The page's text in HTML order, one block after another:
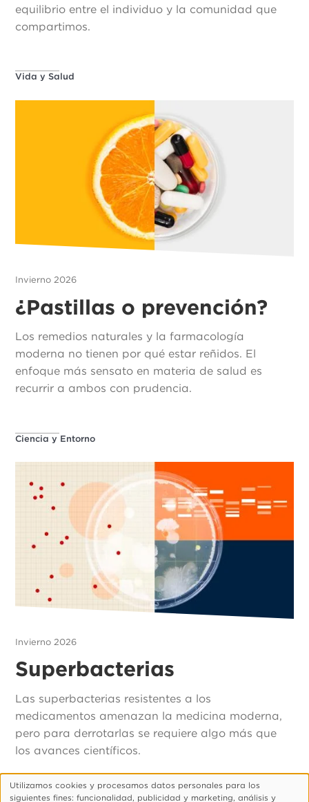
equilibrio entre el individuo y la comunidad que
compartimos.
Vida y Salud
Invierno 2026
¿Pastillas o prevención?
Los remedios naturales y la farmacología
moderna no tienen por qué estar reñidos. El
enfoque más sensato en materia de salud es
recurrir a ambos con prudencia.
Ciencia y Entorno
Invierno 2026
Superbacterias
Las superbacterias resistentes a los
medicamentos amenazan la medicina moderna,
pero para derrotarlas se requiere algo más que
los avances científicos.
Uso
Utilizamos cookies y procesamos datos personales para los
siguientes fines: funcionalidad, publicidad y marketing, análisis y